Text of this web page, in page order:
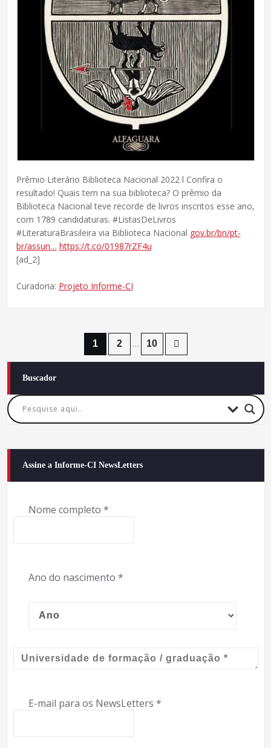
Prêmio Literário Biblioteca Nacional 2022 l Confira o
resultado! Quais tem na sua biblioteca? O prêmio da
Biblioteca Nacional teve recorde de livros inscritos esse ano,
com 1789 candidaturas. #ListasDeLivros
#LiteraturaBrasileira via Biblioteca Nacional gov.br/bn/pt-
br/assun… https://t.co/01987rZF4u
[ad_2]
Curadoria: Projeto Informe-CI
de
posts
1 2 … 10
Buscador
Assine a Informe-CI NewsLetters
Nome completo *
Ano do nascimento *
E-mail para os NewsLetters *